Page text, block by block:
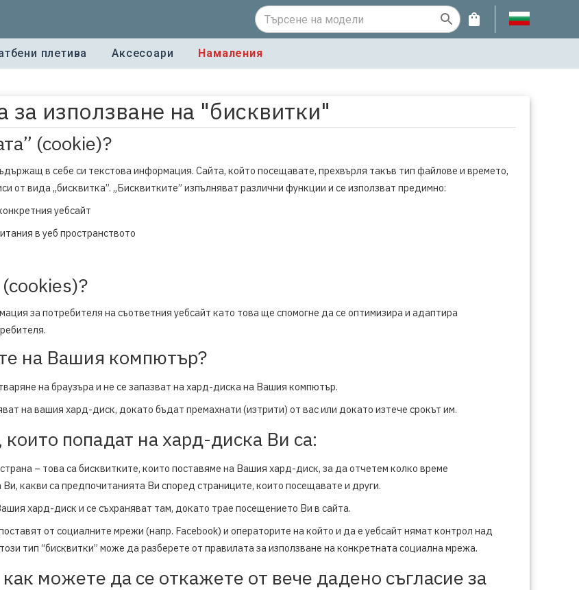
плетива Аксесоари Намаления
за използване на "бисквитки"
(cookie)?
в себе си текстова информация. Сайта, който посещавате, прехвърля такъв тип файлове и времето,
от вида „бисквитка”. „Бисквитките” изпълняват различни функции и се използват предимно:
уебсайт
в уеб пространството
за потребителя на съответния уебсайт като това ще спомогне да се оптимизира и адаптира
на Вашия компютър?
на браузъра и не се запазват на хард-диска на Вашия компютър.
на вашия хард-диск, докато бъдат премахнати (изтрити) от вас или докато изтече срокът им.
попадат на хард-диска Ви са:
– това са бисквитките, които поставяме на Вашия хард-диск, за да отчетем колко време
какви са предпочитанията Ви според страниците, които посещавате и други.
хард-диск и се съхраняват там, докато трае посещението Ви в сайта.
от социалните мрежи (напр. Facebook) и операторите на който и да е уебсайт нямат контрол над
тип “бисквитки” може да разберете от правилата за използване на конкретната социална мрежа.
можете да се откажете от вече дадено съгласие за